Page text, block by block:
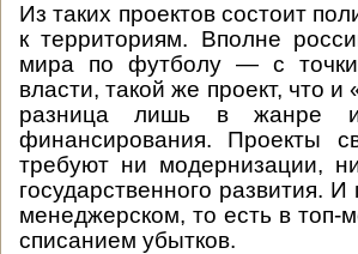
Из таких проектов состоит
к территориям. Вполне
мира по футболу — с точки
власти, такой же проект, что
разница лишь в жанре
финансирования. Проекты
требуют ни модернизации,
государственного развития.
менеджерском, то есть в
списанием убытков.